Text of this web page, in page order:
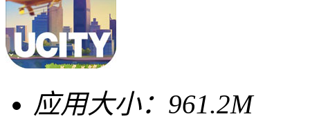
应用大小： 961.2M